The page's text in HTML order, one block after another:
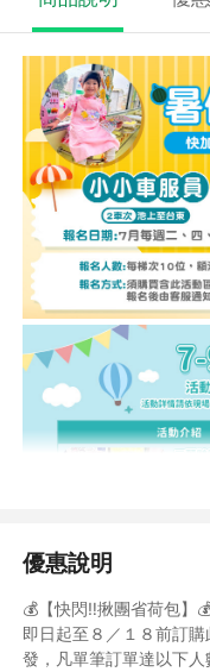
優惠說明
💰【快閃‼️揪團省荷包】
即日起至８／１８前訂
發，凡單筆訂單達以下人